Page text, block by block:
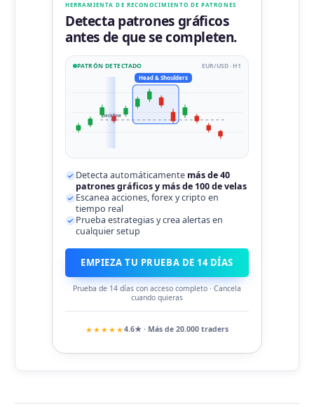
HERRAMIENTA DE RECONOCIMIENTO DE PATRONES
Detecta patrones gráficos
antes de que se completen.
PATRÓN DETECTADO EUR/USD · H1
neckline
Head & Shoulders
Detecta automáticamente más de 40
patrones gráficos y más de 100 de velas
Escanea acciones, forex y cripto en
tiempo real
Prueba estrategias y crea alertas en
cualquier setup
EMPIEZA TU PRUEBA DE 14 DÍAS
Prueba de 14 días con acceso completo · Cancela
cuando quieras
★★★★★4.6★ · Más de 20.000 traders